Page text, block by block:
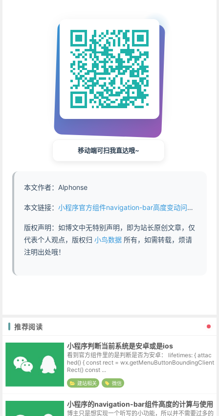
移动端可扫我直达哦~
本文作者：Alphonse
本文链接： 小程序官方组件navigation-bar高度变动问题 - https://www.abddb.com/1420.html
版权声明：如博文中无特别声明，即为站长原创文章，仅
代表个人观点，版权归 小鸟数据 所有，如需转载，烦请
注明出处哦！
推荐阅读
小程序判断当前系统是安卓或是ios
看到官方组件里的是判断是否为安卓： lifetimes: { attac
hed() { const rect = wx.getMenuButtonBoundingClient
Rect() const ...
建站相关 微信
小程序的navigation-bar组件高度的计算与使用
博主只是想实现一个听写的小功能，所以并不需要过多的